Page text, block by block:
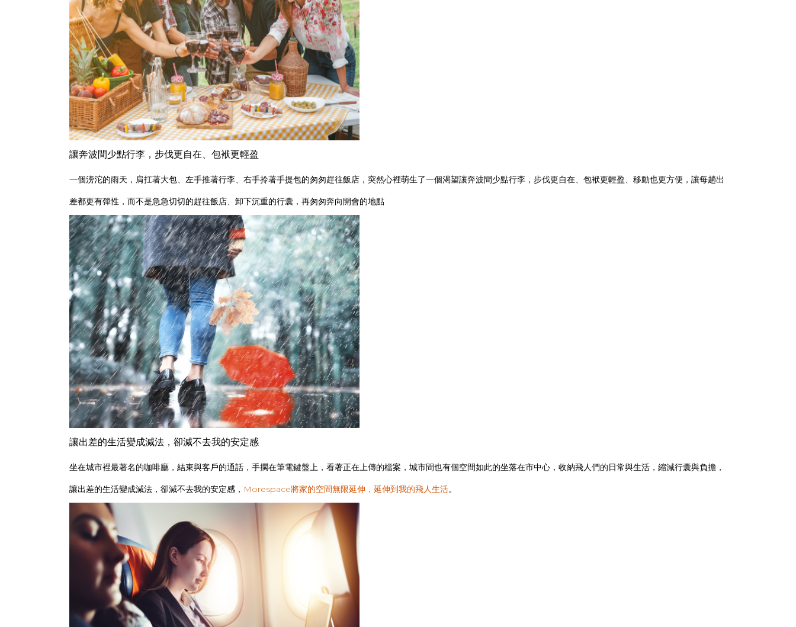
讓奔波間少點行李，步伐更自在、包袱更輕盈
一個滂沱的雨天，肩扛著大包、左手推著行李、右手拎著手提包的匆匆趕往飯店，突然心裡萌生了一個渴望讓奔波間少點行李，步伐更自在、包袱更輕盈、移動也更方便，讓每趟出
差都更有彈性，而不是急急切切的趕往飯店、卸下沉重的行囊，再匆匆奔向開會的地點
讓出差的生活變成減法，卻減不去我的安定感
坐在城市裡最著名的咖啡廳，結束與客戶的通話，手擱在筆電鍵盤上，看著正在上傳的檔案，城市間也有個空間如此的坐落在市中心，收納飛人們的日常與生活，縮減行囊與負擔，
讓出差的生活變成減法，卻減不去我的安定感， Morespace將家的空間無限延伸，延伸到我的飛人生活。